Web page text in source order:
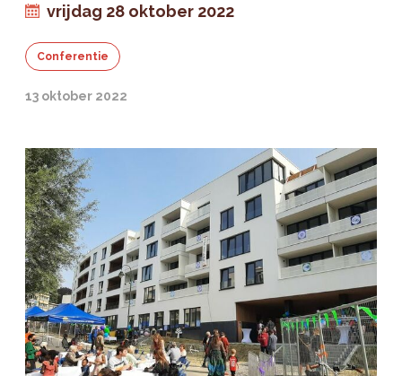
vrijdag 28 oktober 2022
Conferentie
13 oktober 2022